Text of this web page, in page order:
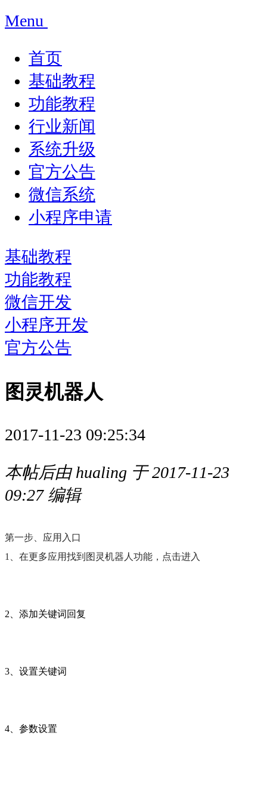
Menu
首页
基础教程
功能教程
行业新闻
系统升级
官方公告
微信系统
小程序申请
基础教程
功能教程
微信开发
小程序开发
官方公告
图灵机器人
2017-11-23 09:25:34
本帖后由 hualing 于 2017-11-23
09:27 编辑
第一步、应用入口
1、在更多应用找到图灵机器人功能，点击进入
2、添加关键词回复
3、设置关键词
4、参数设置